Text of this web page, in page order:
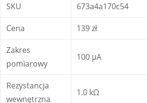
SKU 673a4a170c54
Cena 139 zł
Zakres
pomiarowy
100 µA
Rezystancja
wewnętrzna
1.0 kΩ